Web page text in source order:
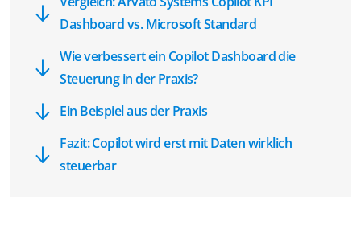
Dashboard vs. Microsoft Standard
Wie verbessert ein Copilot Dashboard die
Steuerung in der Praxis?
Ein Beispiel aus der Praxis
Fazit: Copilot wird erst mit Daten wirklich
steuerbar